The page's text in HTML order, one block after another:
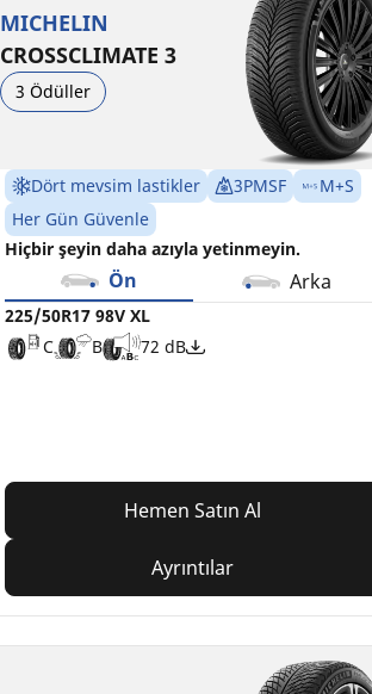
MICHELIN
CROSSCLIMATE 3
3 Ödüller
Dört mevsim lastikler 3PMSF
M+S
Her Gün Güvenle
Hiçbir şeyin daha azıyla yetinmeyin.
Ön Arka
225/50R17 98V XL
C
B 72 dB
Hemen Satın Al
Ayrıntılar